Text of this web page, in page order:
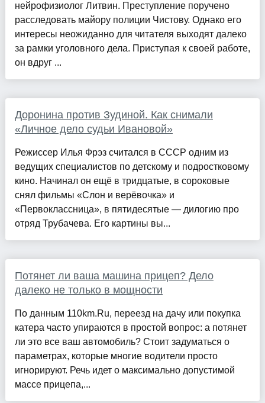
нейрофизиолог Литвин. Преступление поручено
расследовать майору полиции Чистову. Однако его
интересы неожиданно для читателя выходят далеко
за рамки уголовного дела. Приступая к своей работе,
он вдруг ...
Доронина против Зудиной. Как снимали
«Личное дело судьи Ивановой»
Режиссер Илья Фрэз считался в СССР одним из
ведущих специалистов по детскому и подростковому
кино. Начинал он ещё в тридцатые, в сороковые
снял фильмы «Слон и верёвочка» и
«Первоклассница», в пятидесятые — дилогию про
отряд Трубачева. Его картины вы...
Потянет ли ваша машина прицеп? Дело
далеко не только в мощности
По данным 110km.Ru, переезд на дачу или покупка
катера часто упираются в простой вопрос: а потянет
ли это все ваш автомобиль? Стоит задуматься о
параметрах, которые многие водители просто
игнорируют. Речь идет о максимально допустимой
массе прицепа,...